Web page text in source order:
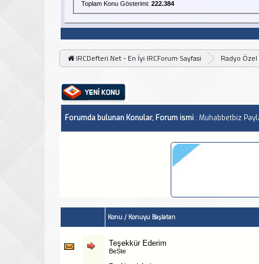
Toplam Konu Gösterimi: 222.384
IRCDefteri.Net - En İyi IRCForum Sayfasi Radyo
Forumda bulunan Konular, Forum ismi: Muhabbetbiz
Konu/ Konuyu Başlatan
Teşekkür Ederim
BeSte